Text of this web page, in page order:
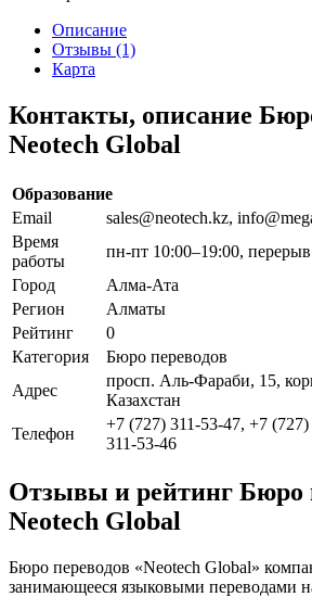
Описание
Отзывы (1)
Карта
Контакты, описание
Neotech Global
Образование
Email
sales@neotech.kz,
Время
работы
пн-пт 10:00–19:00,
Город
Алма-Ата
Регион
Алматы
Рейтинг
0
Категория
Бюро переводов
Адрес
просп. Аль-Фараби, 15,
Казахстан
Телефон
+7 (727) 311-53-47, +7
311-53-46
Отзывы и рейтинг Бюро
Neotech Global
Бюро переводов «Neotech Global»
занимающееся языковыми переводами